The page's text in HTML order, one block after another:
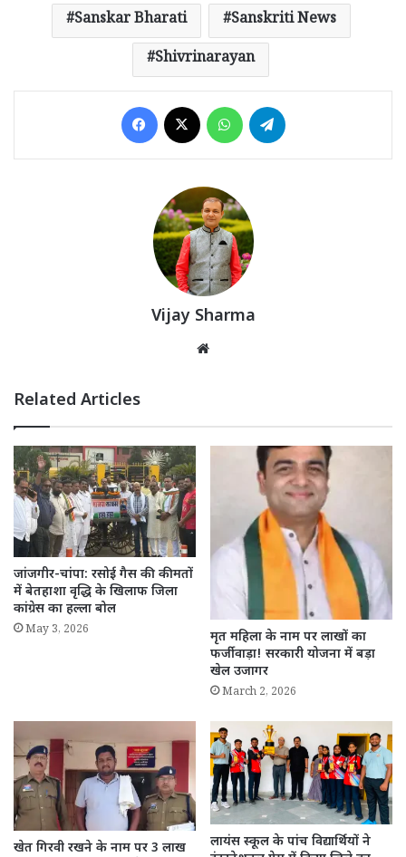
Sanskar Bharati
Sanskriti News
Shivrinarayan
Facebook WhatsApp
Vijay Sharma
Related Articles
जांजगीर-चांपा: रसोई गैस की कीमतों
में बेतहाशा वृद्धि के खिलाफ जिला
कांग्रेस का हल्ला बोल
May 3, 2026
मृत महिला के नाम पर लाखों का
फर्जीवाड़ा! सरकारी योजना में बड़ा
खेल उजागर
March 2, 2026
खेत गिरवी रखने के नाम पर 3 लाख
लायंस स्कूल के पांच विद्यार्थियों ने